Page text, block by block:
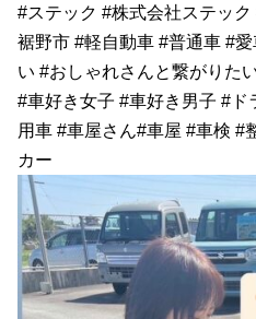
#ステック #株式会社ステッ
裾野市 #軽自動車 #普通車 #
い #おしゃれさんと繋がりた
#車好き女子 #車好き男子 #ド
用車 #車屋さん#車屋 #車検 #
カー